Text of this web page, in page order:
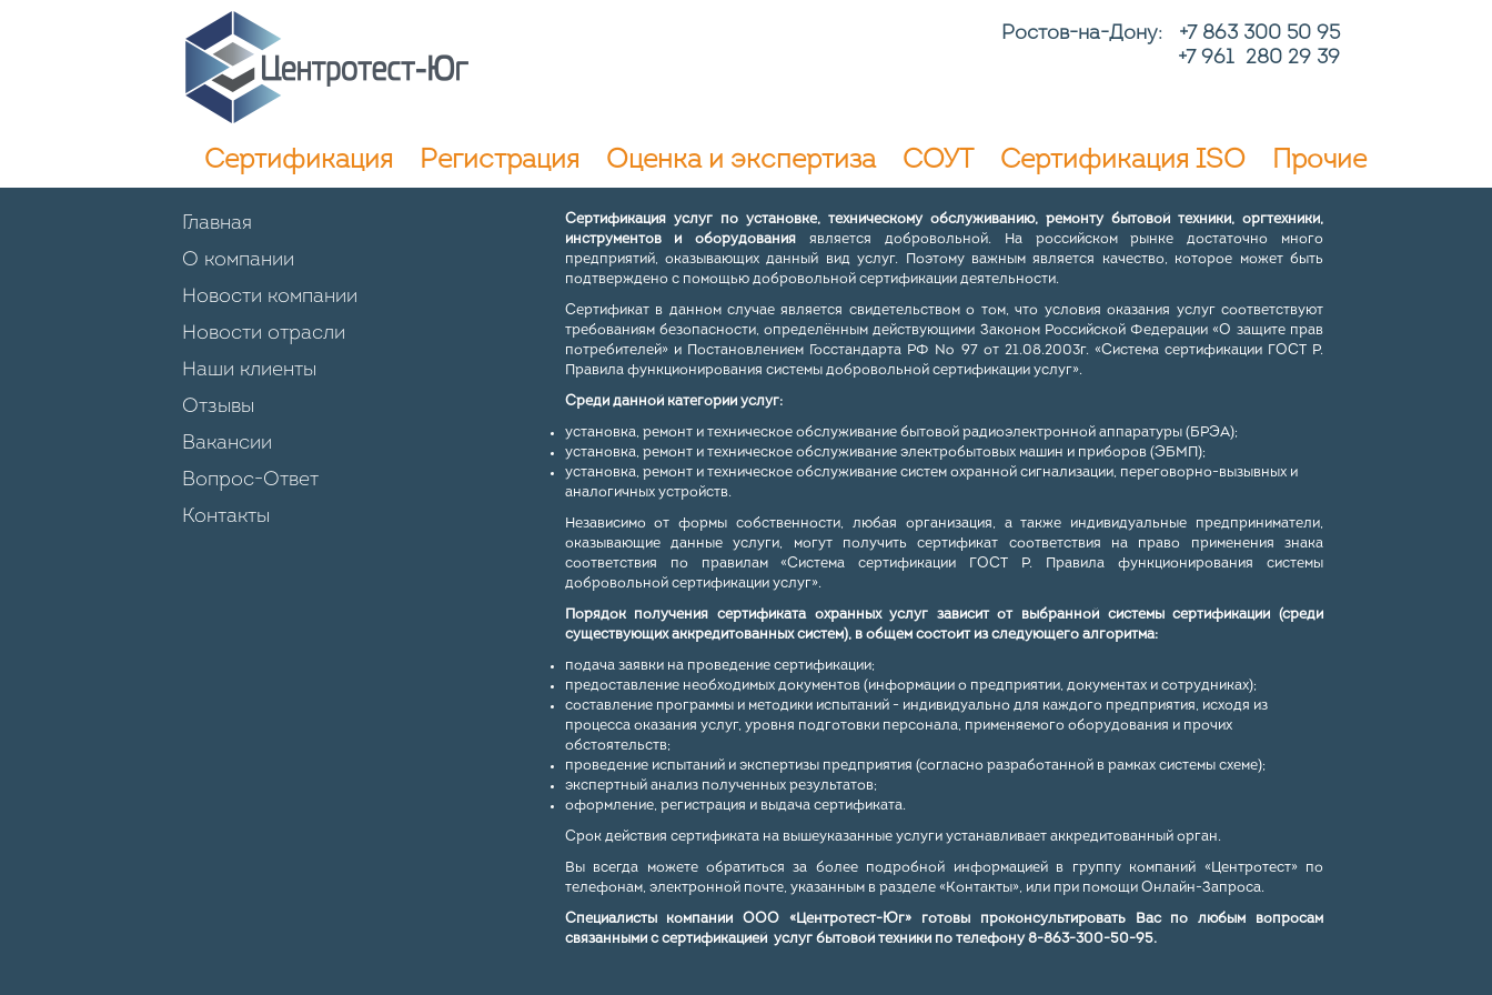
Ростов-на-Дону: +7863 300 50 95
+7 961 280 29 39
Сертификация Регистрация Оценка и экспертиза СОУТ Сертификация ISO Прочие
Главная
О компании
Новости компании
Новости отрасли
Наши клиенты
Отзывы
Вакансии
Вопрос-Ответ
Контакты
Сертификация услуг по установке, техническому обслуживанию, ремонту бытовой техники, оргтехники,
инструментов и оборудования является добровольной. На российском рынке достаточно много
предприятий, оказывающих данный вид услуг. Поэтому важным является качество, которое может быть
подтверждено с помощью добровольной сертификации деятельности.
Сертификат в данном случае является свидетельством о том, что условия оказания услуг соответствуют
требованиям безопасности, определённым действующими Законом Российской Федерации «О защите прав
потребителей» и Постановлением Госстандарта РФ № 97 от 21.08.2003г. «Система сертификации ГОСТ Р.
Правила функционирования системы добровольной сертификации услуг».
Среди данной категории услуг:
установка, ремонт и техническое обслуживание бытовой радиоэлектронной аппаратуры (БРЭА);
установка, ремонт и техническое обслуживание электробытовых машин и приборов (ЭБМП);
установка, ремонт и техническое обслуживание систем охранной сигнализации, переговорно-вызывных и
аналогичных устройств.
Независимо от формы собственности, любая организация, а также индивидуальные предприниматели,
оказывающие данные услуги, могут получить сертификат соответствия на право применения знака
соответствия по правилам «Система сертификации ГОСТ Р. Правила функционирования системы
добровольной сертификации услуг».
Порядок получения сертификата охранных услуг зависит от выбранной системы сертификации (среди
существующих аккредитованных систем), в общем состоит из следующего алгоритма:
подача заявки на проведение сертификации;
предоставление необходимых документов (информации о предприятии, документах и сотрудниках);
составление программы и методики испытаний - индивидуально для каждого предприятия, исходя из
процесса оказания услуг, уровня подготовки персонала, применяемого оборудования и прочих
обстоятельств;
проведение испытаний и экспертизы предприятия (согласно разработанной в рамках системы схеме);
экспертный анализ полученных результатов;
оформление, регистрация и выдача сертификата.
Срок действия сертификата на вышеуказанные услуги устанавливает аккредитованный орган.
Вы всегда можете обратиться за более подробной информацией в группу компаний «Центротест» по
телефонам, электронной почте, указанным в разделе « Контакты», или при помощи Онлайн-Запроса.
Специалисты компании ООО «Центротест-Юг» готовы проконсультировать Вас по любым вопросам
связанными с сертификацией услуг бытовой техники по телефону 8-863-300-50-95.